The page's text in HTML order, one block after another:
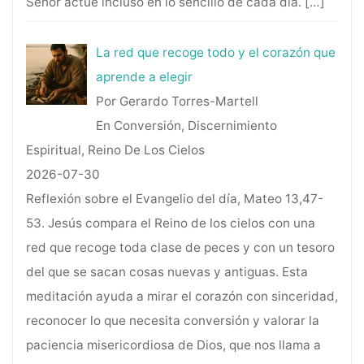
La red que recoge todo y el corazón que
aprende a elegir
Por Gerardo Torres-Martell
En Conversión, Discernimiento
Espiritual, Reino De Los Cielos
2026-07-30
Reflexión sobre el Evangelio del día, Mateo 13,47-
53. Jesús compara el Reino de los cielos con una
red que recoge toda clase de peces y con un tesoro
del que se sacan cosas nuevas y antiguas. Esta
meditación ayuda a mirar el corazón con sinceridad,
reconocer lo que necesita conversión y valorar la
paciencia misericordiosa de Dios, que nos llama a